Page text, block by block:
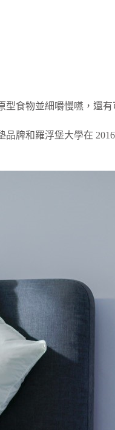
食物並細嚼慢嚥，還
牌和羅浮堡大學在